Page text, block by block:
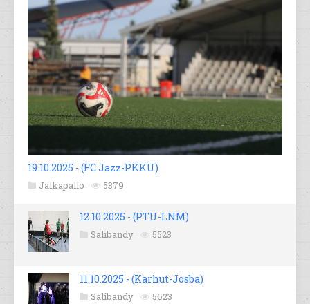
19.10.2025 - (FC Jazz-PKKU)
Jalkapallo 5379
12.10.2025 - (PTU-LNM)
Salibandy 5523
11.10.2025 - (Karhut-Josba)
Salibandy 5623